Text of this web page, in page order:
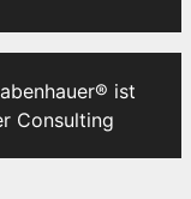
ist
Consulting